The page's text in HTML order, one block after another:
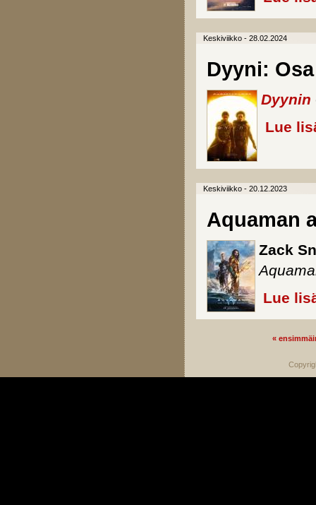
Keskiviikko - 28.02.2024
Dyyni:
Dyynin
Lue
Keskiviikko - 20.12.2023
Aquaman
Zack
Lue
«